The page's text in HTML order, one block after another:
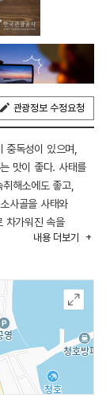
관광정보 수정요청
중독성이 있으며,
맛이 좋다. 사태를
해소에도 좋고,
사골을 사태와
차가워진 속을
내용 더보기